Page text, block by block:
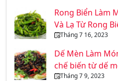
Rong Biển Làm
Và Lạ Từ Rong
Tháng 7 16, 2023
Dế Mèn Làm
chế biến từ dế
Tháng 7 9, 2023